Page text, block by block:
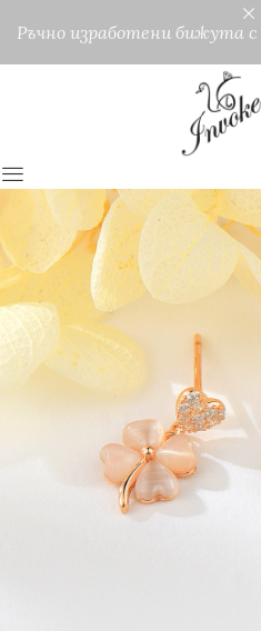
Ръчно изработени бижута с